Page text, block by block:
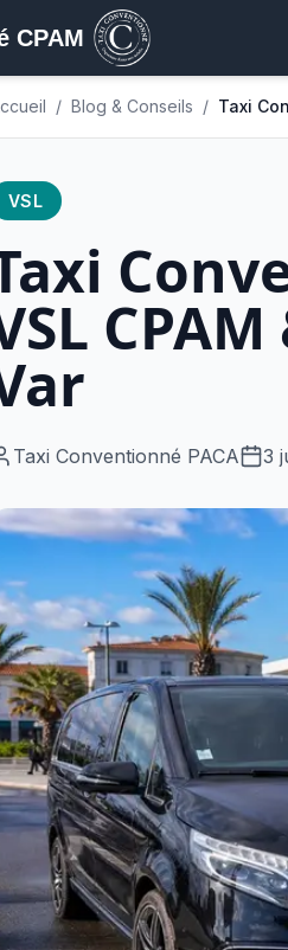
CPAM
/ Blog & Conseils / Taxi
VSL
Taxi Conventionné PACA 3